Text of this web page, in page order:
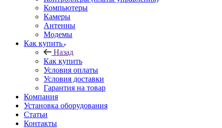
Компьютеры
Камеры
Антенны
Модемы
Как купить
Назад
Как купить
Условия оплаты
Условия доставки
Гарантия на товар
Компания
Установка оборудования
Статьи
Контакты